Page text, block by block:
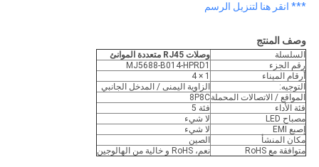
*** انقر هنا لتنزيل الرسم
وصف المنتج
السلسلة
وصلات RJ45 متعددة الموانئ
رقم الجزء
MJ5688-B014-HPRD1
أرقام الميناء
1 × 4
التوجيه:
الزاوية اليمنى / المدخل الجانبي
المواقع / الاتصالات المحملة8P8C
فئة الأداء
فئة 5
مصباح LED
لا شيء
إصبع EMI
لا شيء
مكان المنشأ
الصين
متوافقة مع RoHS
نعم، RoHS و خالية من الهالوجين